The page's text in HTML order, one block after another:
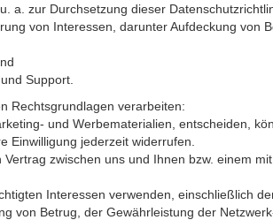
a. zur Durchsetzung dieser
von Interessen, darunter Aufdeckung von
Support.
Rechtsgrundlagen verarbeiten:
und Werbe­materialien, entscheiden,
Einwilligung jederzeit widerrufen.
zwischen uns und Ihnen bzw. einem
Interessen verwenden, einschließlich
von Betrug, der Gewährleistung der